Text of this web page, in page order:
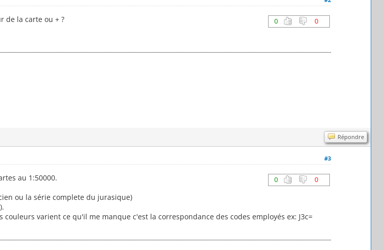
0 0
de la carte ou + ?
Répondre
#3
0 0
au 1:50000.
ou la série complete du jurasique)
varient ce qu'il me manque c'est la correspondance des codes employés ex: J3c=